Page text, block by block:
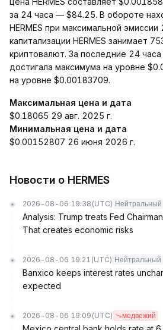
за 24 часа — $84.25. В обороте
HERMES при максимальной
капитализации HERMES занимает
криптовалют. За последние 24 часа
достигала максимума на уровне
на уровне $0.00183709.
Максимальная цена и дата
$0.18065 29 авг. 2025 г.
Минимальная цена и дата
$0.00152807 26 июня 2026 г.
Новости о HERMES
2026-08-06 19:38 (UTC) Нейтральный
Analysis: Trump treats Fed
That creates economic risks
2026-08-06 19:21 (UTC) Нейтральный
Banxico keeps interest rates
expected
2026-08-06 19:09 (UTC) медвежий